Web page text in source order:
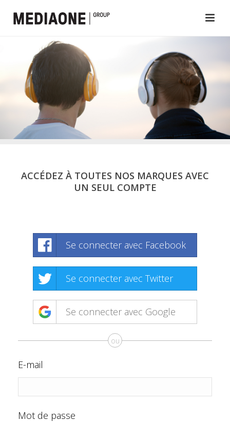
ACCÉDEZ À TOUTES NOS MARQUES AVEC
UN SEUL COMPTE
Se connecter avec Facebook
Se connecter avec Twitter
Se connecter avec Google
ou
E-mail
Mot de passe